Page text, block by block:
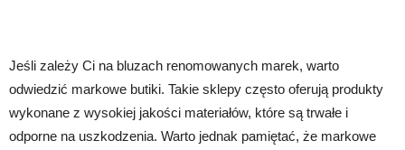
Jeśli zależy Ci na bluzach renomowanych marek, warto
odwiedzić markowe butiki. Takie sklepy często oferują produkty
wykonane z wysokiej jakości materiałów, które są trwałe i
odporne na uszkodzenia. Warto jednak pamiętać, że markowe